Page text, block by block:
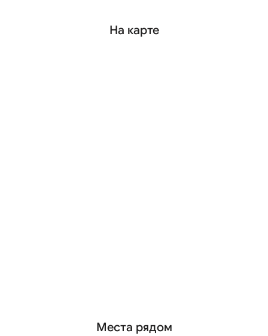
На карте
Места рядом